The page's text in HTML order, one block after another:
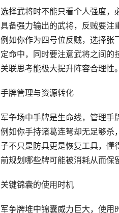
选择武将时不能只看个人强度
具备强力输出的武将，反贼要注
例如你作为四号位反贼，选择张
定命中，同时要注意武将之间的
关联思考能极大提升阵容合理性。
手牌管理与资源转化
军争场中手牌是生命线，管理手
例如你手持诸葛连弩却无足够杀
子不只是防具更是恢复工具，懂
前规划哪些牌可能被消耗从而保
关键锦囊的使用时机
军争牌堆中锦囊威力巨大，使用